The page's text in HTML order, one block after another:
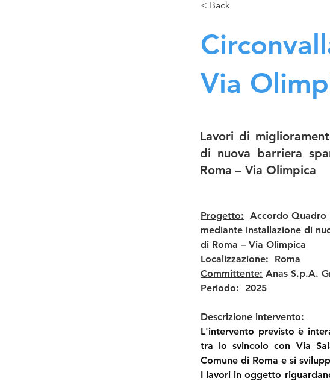
< Back
Via
Lavori di
di nuova barriera
Roma – Via Olimpica
Progetto: Accordo Quadro
mediante installazione di
di Roma – Via Olimpica
Localizzazione: Roma
Committente: Anas S.p.A.
Periodo: 2025
Descrizione intervento:
L'intervento previsto è
tra lo svincolo con Via
Comune di Roma e si
I lavori in oggetto